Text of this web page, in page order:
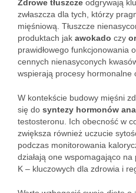
Zdrowe tłuszcze odgrywają
zwłaszcza dla tych, którzy
mięśniową. Tłuszcze
produktach jak awokado czy
prawidłowego funkcjonowania
cennych nienasyconych
wspierają procesy hormonalne
W kontekście budowy mięśni
się do syntezy hormonów
testosteronu. Ich obecność w
zwiększa również uczucie
podczas monitorowania
działają one wspomagająco
K – kluczowych dla zdrowia i